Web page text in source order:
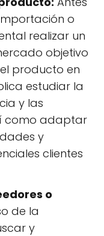
o
realizar un
objetivo
producto en
estudiar la
y las
como adaptar
y
clientes
o
de la
y